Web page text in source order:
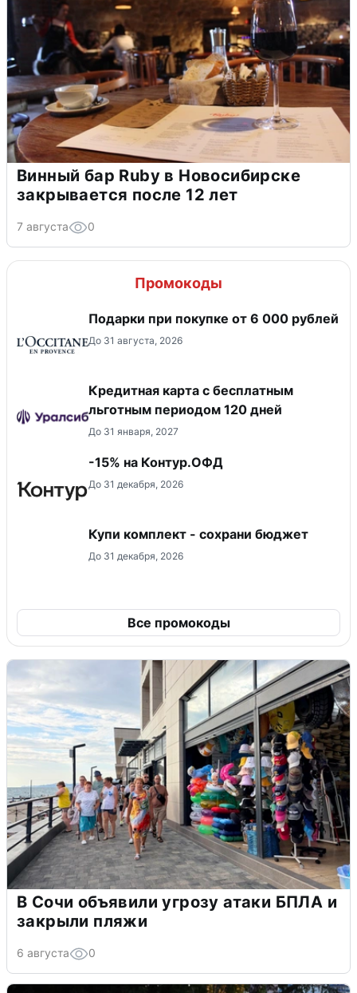
Винный бар Ruby в Новосибирске
закрывается после 12 лет
7 августа 0
Промокоды
Подарки при покупке от 6 000 рублей
До 31 августа, 2026
Кредитная карта с бесплатным
льготным периодом 120 дней
До 31 января, 2027
-15% на Контур.ОФД
До 31 декабря, 2026
Купи комплект - сохрани бюджет
До 31 декабря, 2026
Все промокоды
В Сочи объявили угрозу атаки БПЛА и
закрыли пляжи
6 августа 0